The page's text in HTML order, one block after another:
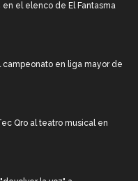
en el elenco de El Fantasma
campeonato en liga mayor de
Qro al teatro musical en